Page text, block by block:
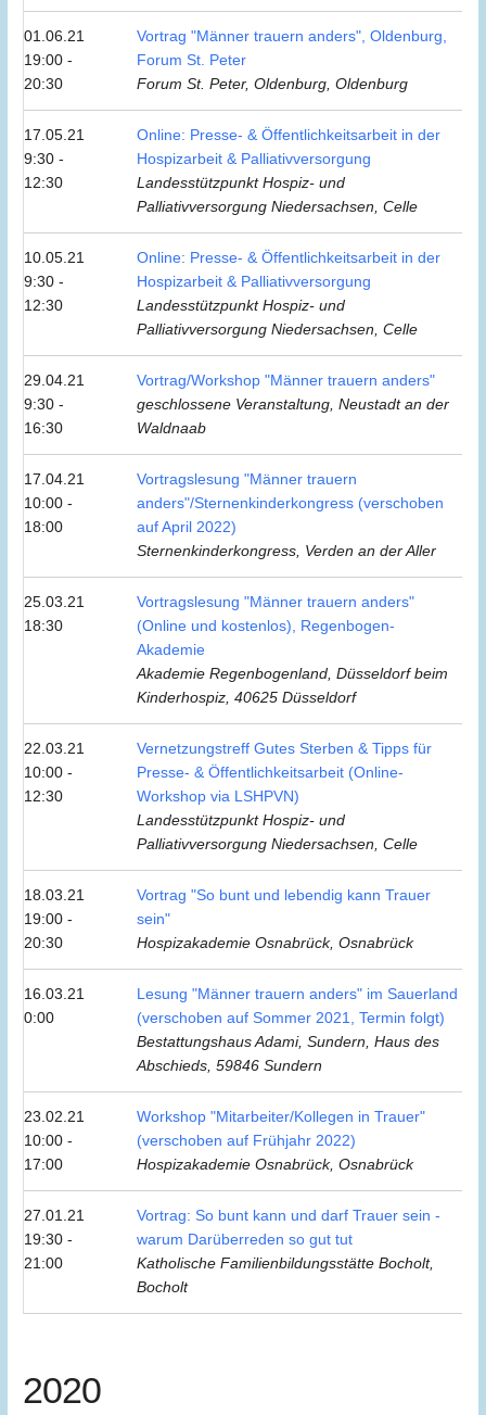
01.06.21
19:00 -
20:30
Vortrag "Männer trauern anders", Oldenburg,
Forum St. Peter
Forum St. Peter, Oldenburg, Oldenburg
17.05.21
9:30 -
12:30
Online: Presse- & Öffentlichkeitsarbeit in der
Hospizarbeit & Palliativversorgung
Landesstützpunkt Hospiz- und
Palliativversorgung Niedersachsen, Celle
10.05.21
9:30 -
12:30
Online: Presse- & Öffentlichkeitsarbeit in der
Hospizarbeit & Palliativversorgung
Landesstützpunkt Hospiz- und
Palliativversorgung Niedersachsen, Celle
29.04.21
9:30 -
16:30
Vortrag/Workshop "Männer trauern anders"
geschlossene Veranstaltung, Neustadt an der
Waldnaab
17.04.21
10:00 -
18:00
Vortragslesung "Männer trauern
anders"/Sternenkinderkongress (verschoben
auf April 2022)
Sternenkinderkongress, Verden an der Aller
25.03.21
18:30
Vortragslesung "Männer trauern anders"
(Online und kostenlos), Regenbogen-
Akademie
Akademie Regenbogenland, Düsseldorf beim
Kinderhospiz, 40625 Düsseldorf
22.03.21
10:00 -
12:30
Vernetzungstreff Gutes Sterben & Tipps für
Presse- & Öffentlichkeitsarbeit (Online-
Workshop via LSHPVN)
Landesstützpunkt Hospiz- und
Palliativversorgung Niedersachsen, Celle
18.03.21
19:00 -
20:30
Vortrag "So bunt und lebendig kann Trauer
sein"
Hospizakademie Osnabrück, Osnabrück
16.03.21
0:00
Lesung "Männer trauern anders" im Sauerland
(verschoben auf Sommer 2021, Termin folgt)
Bestattungshaus Adami, Sundern, Haus des
Abschieds, 59846 Sundern
23.02.21
10:00 -
17:00
Workshop "Mitarbeiter/Kollegen in Trauer"
(verschoben auf Frühjahr 2022)
Hospizakademie Osnabrück, Osnabrück
27.01.21
19:30 -
21:00
Vortrag: So bunt kann und darf Trauer sein -
warum Darüberreden so gut tut
Katholische Familienbildungsstätte Bocholt,
Bocholt
2020